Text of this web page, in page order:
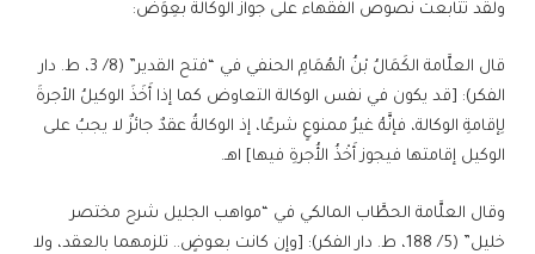
ولقد تتابعت نصوص الفقهاء على جواز الوكالة بعِوَض:
قال العلَّامة الكَمَالُ بْنُ الْهُمَامِ الحنفي في “فتح القدير” (8/ 3، ط. دار
الفكر): [قد يكون في نفس الوكالة التعاوض كما إذا أَخَذَ الوكيلُ الأجرةَ
لِإقامةِ الوكالة، فإنَّهُ غيرُ ممنوعٍ شرعًا، إذ الوكالةُ عقدٌ جائزٌ لا يجبُ على
الوكيل إقامتها فيجوز أَخْذُ الأُجرةِ فيها] اهـ.
وقال العلَّامة الحطَّاب المالكي في “مواهب الجليل شرح مختصر
خليل” (5/ 188، ط. دار الفكر): [وإن كانت بعوضٍ.. تلزمهما بالعقد، ولا